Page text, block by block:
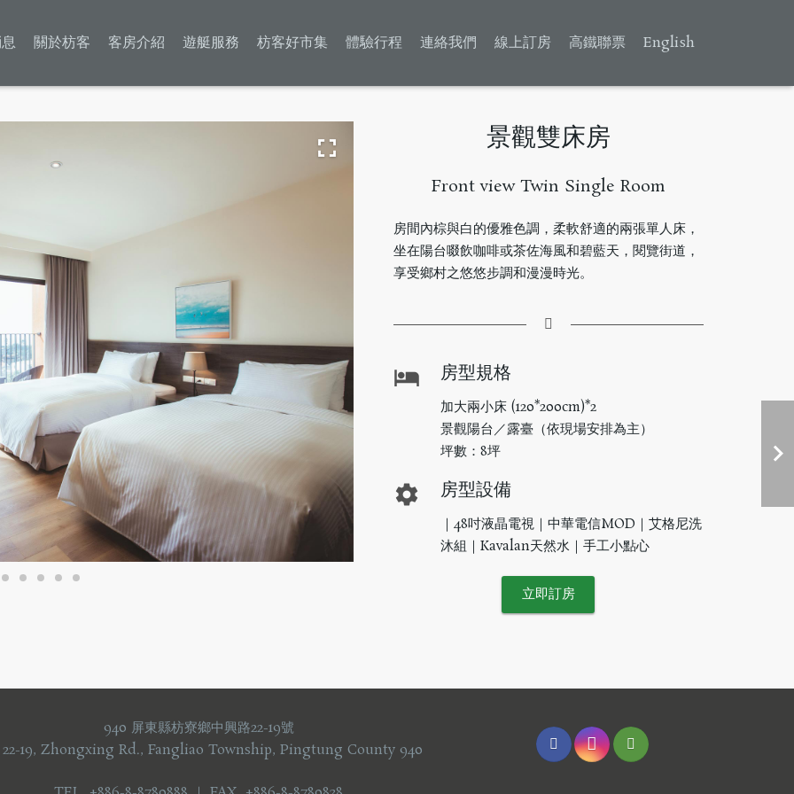
關於枋客 客房介紹 遊艇服務 枋客好市集 體驗行程 連絡我們 線上訂房 高鐵聯票 English
景觀雙床房
Front view Twin Single Room
房間內棕與白的優雅色調，柔軟舒適的兩張單人床，
坐在陽台啜飲咖啡或茶佐海風和碧藍天，閱覽街道，
享受鄉村之悠悠步調和漫漫時光。
hotel 房型規格
加大兩小床 (120*200cm)*2
景觀陽台／露臺（依現場安排為主）
坪數：8坪
settings 房型設備
｜48吋液晶電視｜中華電信MOD｜艾格尼洗
沐組｜Kavalan天然水｜手工小點心
立即訂房
940 屏東縣枋寮鄉中興路22-19號
19, Zhongxing Rd., Fangliao Township, Pingtung County 940